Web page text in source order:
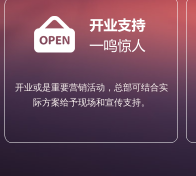
开业或是重要营销活动，总部可结合实
际方案给予现场和宣传支持。